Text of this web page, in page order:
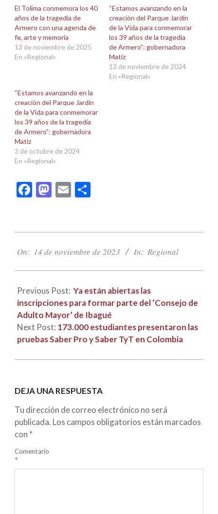
una
ventana
nueva)
una
ventana
nueva)
El Tolima conmemora los 40
años de la tragedia de
Armero con una agenda de
fe, arte y memoria
13 de noviembre de 2025
En «Regional»
“Estamos avanzando en la
creación del Parque Jardín
de la Vida para conmemorar
los 39 años de la tragedia
de Armero”: gobernadora
Matiz
13 de noviembre de 2024
En «Regional»
“Estamos avanzando en la
creación del Parque Jardín
de la Vida para conmemorar
los 39 años de la tragedia
de Armero”: gobernadora
Matiz
3 de octubre de 2024
En «Regional»
Facebook
Mastodon
Email
11-
On: 14 de noviembre de 2023 In: Regional
Previous Post: Ya están abiertas las
inscripciones para formar parte del ‘Consejo de
Adulto Mayor’ de Ibagué
Next Post: 173.000 estudiantes presentaron las
pruebas Saber Pro y Saber TyT en Colombia
DEJA UNA RESPUESTA
Tu dirección de correo electrónico no será
publicada. Los campos obligatorios están marcados
con *
Comentario
*